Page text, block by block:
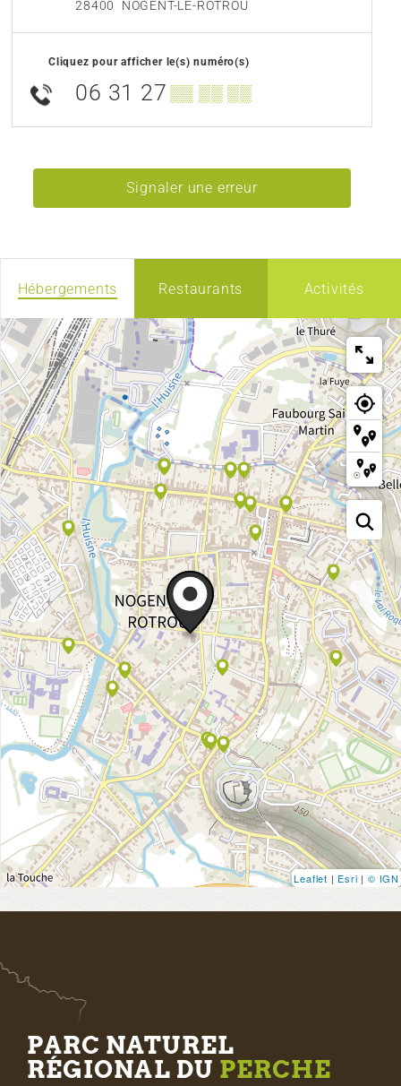
28400 NOGENT-LE-ROTROU
Cliquez pour afficher le(s) numéro(s)
06 31 27 ▒▒ ▒▒ ▒▒
Signaler une erreur
Hébergements Restaurants Activités
Leaflet | Esri | © IGN
PARC NATUREL
RÉGIONAL DU PERCHE